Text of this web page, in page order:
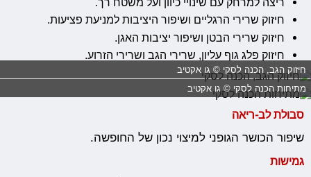
חיזוק שרירי הרגליים ושיפור היציבות למניעת פציעות.
חיזוק שרירי הבטן ושיפור יציבות האגן.
חיזוק פלג גוף עליון, שרירי הגב ושרירי הזרוע.
חיזוק הגב, הכנה לסקי © גו אקטיב
מתיחות הכנה לסקי © גו אקטיב
סבולת לב-ריאה
שיפור הכושר הגופני למיצוי נכון של החופשה.
גמישות